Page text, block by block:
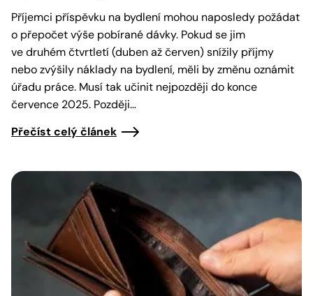
Příjemci příspěvku na bydlení mohou naposledy požádat
o přepočet výše pobírané dávky. Pokud se jim
ve druhém čtvrtletí (duben až červen) snížily příjmy
nebo zvýšily náklady na bydlení, měli by změnu oznámit
úřadu práce. Musí tak učinit nejpozději do konce
července 2025. Později…
Přečíst celý článek